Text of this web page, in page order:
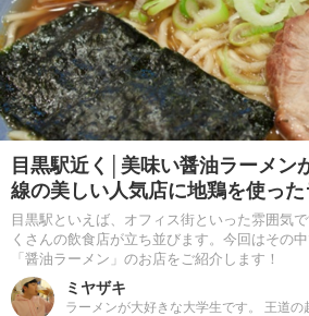
目黒駅近く│美味い醤油ラーメン
線の美しい人気店に地鶏を使った
目黒駅といえば、オフィス街といった雰囲気
くさんの飲食店が立ち並びます。今回はその
「醤油ラーメン」のお店をご紹介します！
ミヤザキ
ラーメンが大好きな大学生です。 王道の